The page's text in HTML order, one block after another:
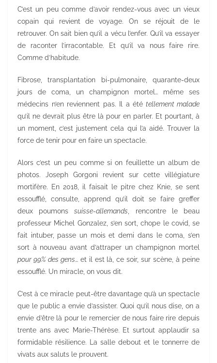
C’est un peu comme d’avoir rendez-vous avec un vieux
copain qui revient de voyage. On se réjouit de le
retrouver. On sait bien qu’il a vécu l’enfer. Qu’il va essayer
de raconter l’irracontable. Et qu’il va nous faire rire.
Comme d’habitude.
Fibrose, transplantation bi-pulmonaire, quarante-deux
jours de coma, un champignon mortel… même ses
médecins n’en reviennent pas. Il a été tellement malade
qu’il ne devrait plus être là pour en parler. Et pourtant, à
un moment, c’est justement cela qui l’a aidé. Trouver la
force de tenir pour en faire un spectacle.
Alors c’est un peu comme si on feuillette un album de
photos. Joseph Gorgoni revient sur cette villégiature
mortifère. En 2018, il faisait le pitre chez Knie, se sent
essoufflé, consulte, apprend qu’il doit se faire greffer
deux poumonssuisse-allemands , rencontre le beau
professeur Michel Gonzalez, s’en sort, chope le covid, se
fait intuber, passe un mois et demi dans le coma, s’en
sort à nouveau avant d’attraper un champignon mortel
pour 99% des gens… et il est là, ce soir, sur scène, à peine
essoufflé. Un miracle, on vous dit.
C’est à ce miracle peut-être davantage qu’à un spectacle
que le public a envie d’assister. Quoi qu’il nous dise, on a
envie d’être là pour le remercier de nous faire rire depuis
trente ans avec Marie-Thérèse. Et surtout applaudir sa
formidable résilience. La salle debout et le tonnerre de
vivats aux saluts le prouvent.